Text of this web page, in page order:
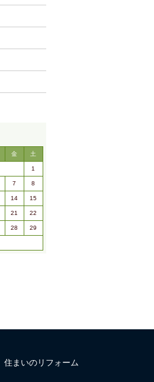
金 土
1
7 8
14 15
21 22
28 29
住まいのリフォーム